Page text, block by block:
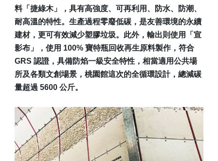
料「捷綠木」，具有高強度、可再利用、防水、防潮、
耐高溫的特性。生產過程零廢低碳，是友善環境的永續
建材，更可有效減少塑膠垃圾。此外，輸出則使用「宣
影布」，使用 100% 寶特瓶回收再生原料製作，符合
GRS 認證，具備防焰一級安全特性，相當適用公共場
所及各類文創場景，桃園館這次的全循環設計，總減碳
量超過 5600 公斤。